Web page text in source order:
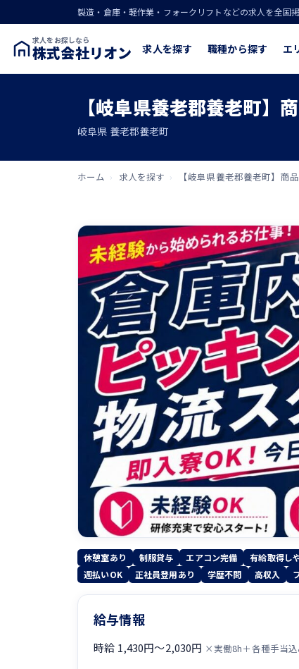
製造・倉庫・軽作業・フォークリフトなどの求人を全国
求人をお探しなら
株式会社リオン 求人を探す 職種から探す エ
【岐阜県養老郡養老町】
岐阜県 養老郡養老町
ホーム › 求人を探す › 【岐阜県養老郡養老町】商
休憩室あり 制服貸与 エアコン完備 有給取得し
週払いOK
正社員登用あり 学歴不問 高収入
給与情報
時給 1,430円〜2,030円 ×実働8h＋各種手当込